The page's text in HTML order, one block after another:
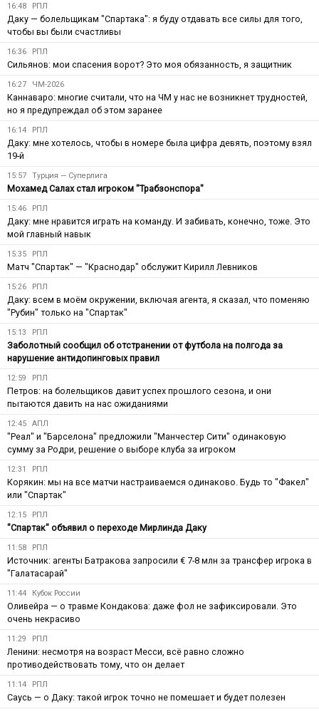
16:48 РПЛ
Даку — болельщикам "Спартака": я буду отдавать все силы для того,
чтобы вы были счастливы
16:36 РПЛ
Сильянов: мои спасения ворот? Это моя обязанность, я защитник
16:27 ЧМ-2026
Каннаваро: многие считали, что на ЧМ у нас не возникнет трудностей,
но я предупреждал об этом заранее
16:14 РПЛ
Даку: мне хотелось, чтобы в номере была цифра девять, поэтому взял
19-й
15:57 Турция — Суперлига
Мохамед Салах стал игроком "Трабзонспора"
15:46 РПЛ
Даку: мне нравится играть на команду. И забивать, конечно, тоже. Это
мой главный навык
15:35 РПЛ
Матч "Спартак" — "Краснодар" обслужит Кирилл Левников
15:26 РПЛ
Даку: всем в моём окружении, включая агента, я сказал, что поменяю
"Рубин" только на "Спартак"
15:13 РПЛ
Заболотный сообщил об отстранении от футбола на полгода за
нарушение антидопинговых правил
12:59 РПЛ
Петров: на болельщиков давит успех прошлого сезона, и они
пытаются давить на нас ожиданиями
12:45 АПЛ
"Реал" и "Барселона" предложили "Манчестер Сити" одинаковую
сумму за Родри, решение о выборе клуба за игроком
12:31 РПЛ
Корякин: мы на все матчи настраиваемся одинаково. Будь то "Факел"
или "Спартак"
12:15 РПЛ
"Спартак" объявил о переходе Мирлинда Даку
11:58 РПЛ
Источник: агенты Батракова запросили € 7-8 млн за трансфер игрока в
"Галатасарай"
11:44 Кубок России
Оливейра — о травме Кондакова: даже фол не зафиксировали. Это
очень некрасиво
11:29 РПЛ
Ленини: несмотря на возраст Месси, всё равно сложно
противодействовать тому, что он делает
11:14 РПЛ
Саусь — о Даку: такой игрок точно не помешает и будет полезен